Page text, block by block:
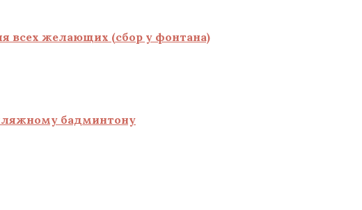
всех желающих (сбор у фонтана)
бадминтону